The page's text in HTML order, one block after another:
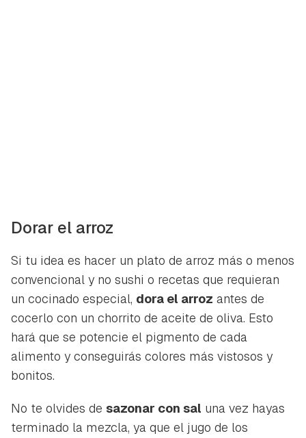
Dorar el arroz
Si tu idea es hacer un plato de arroz más o menos
convencional y no sushi o recetas que requieran
un cocinado especial, dora el arroz antes de
cocerlo con un chorrito de aceite de oliva. Esto
hará que se potencie el pigmento de cada
alimento y conseguirás colores más vistosos y
bonitos.
No te olvides de sazonar con sal una vez hayas
terminado la mezcla, ya que el jugo de los